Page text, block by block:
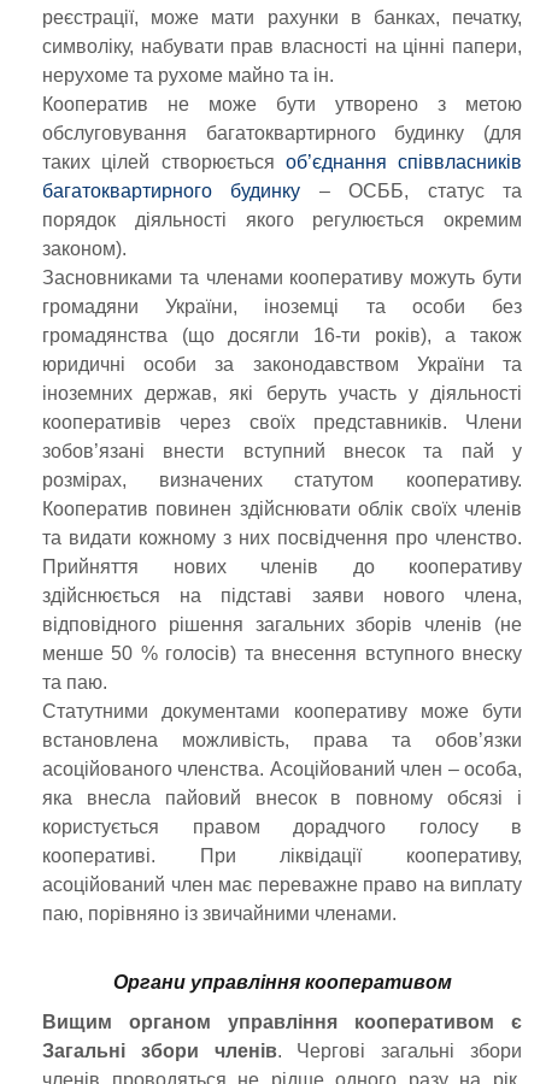
реєстрації, може мати рахунки в банках, печатку,
символіку, набувати прав власності на цінні папери,
нерухоме та рухоме майно та ін.
Кооператив не може бути утворено з метою
обслуговування багатоквартирного будинку (для
таких цілей створюється об’єднання співвласників
багатоквартирного будинку – ОСББ, статус та
порядок діяльності якого регулюється окремим
законом).
Засновниками та членами кооперативу можуть бути
громадяни України, іноземці та особи без
громадянства (що досягли 16-ти років), а також
юридичні особи за законодавством України та
іноземних держав, які беруть участь у діяльності
кооперативів через своїх представників. Члени
зобов’язані внести вступний внесок та пай у
розмірах, визначених статутом кооперативу.
Кооператив повинен здійснювати облік своїх членів
та видати кожному з них посвідчення про членство.
Прийняття нових членів до кооперативу
здійснюється на підставі заяви нового члена,
відповідного рішення загальних зборів членів (не
менше 50 % голосів) та внесення вступного внеску
та паю.
Статутними документами кооперативу може бути
встановлена можливість, права та обов’язки
асоційованого членства. Асоційований член – особа,
яка внесла пайовий внесок в повному обсязі і
користується правом дорадчого голосу в
кооперативі. При ліквідації кооперативу,
асоційований член має переважне право на виплату
паю, порівняно із звичайними членами.
Органи управління кооперативом
Вищим органом управління кооперативом є
Загальні збори членів. Чергові загальні збори
членів проводяться не рідше одного разу на рік.